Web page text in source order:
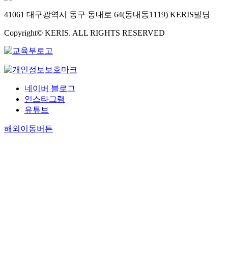
41061 대구광역시 동구 동내로 64(동내동1119) KERIS빌딩
Copyright© KERIS. ALL RIGHTS RESERVED
네이버 블로그
인스타그램
유튜브
해외이동버튼